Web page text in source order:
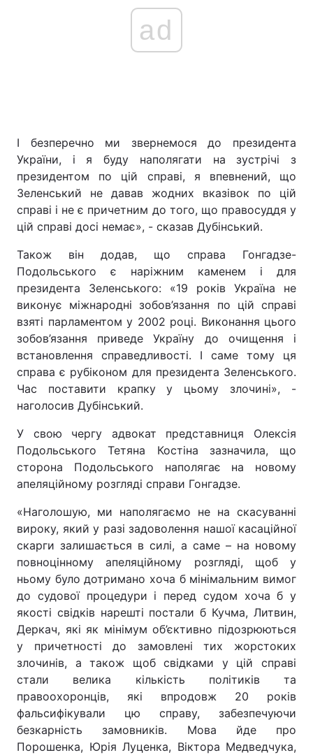
ad
І безперечно ми звернемося до президента
України, і я буду наполягати на зустрічі з
президентом по цій справі, я впевнений, що
Зеленський не давав жодних вказівок по цій
справі і не є причетним до того, що правосуддя у
цій справі досі немає», - сказав Дубінський.
Також він додав, що справа Гонгадзе-
Подольського є наріжним каменем і для
президента Зеленського: «19 років Україна не
виконує міжнародні зобов’язання по цій справі
взяті парламентом у 2002 році. Виконання цього
зобов’язання приведе Україну до очищення і
встановлення справедливості. І саме тому ця
справа є рубіконом для президента Зеленського.
Час поставити крапку у цьому злочині», -
наголосив Дубінський.
У свою чергу адвокат представниця Олексія
Подольського Тетяна Костіна зазначила, що
сторона Подольського наполягає на новому
апеляційному розгляді справи Гонгадзе.
«Наголошую, ми наполягаємо не на скасуванні
вироку, який у разі задоволення нашої касаційної
скарги залишається в силі, а саме – на новому
повноцінному апеляційному розгляді, щоб у
ньому було дотримано хоча б мінімальним вимог
до судової процедури і перед судом хоча б у
якості свідків нарешті постали б Кучма, Литвин,
Деркач, які як мінімум об’єктивно підозрюються
у причетності до замовлені тих жорстоких
злочинів, а також щоб свідками у цій справі
стали велика кількість політиків та
правоохоронців, які впродовж 20 років
фальсифікували цю справу, забезпечуючи
безкарність замовників. Мова йде про
Порошенка, Юрія Луценка, Віктора Медведчука,